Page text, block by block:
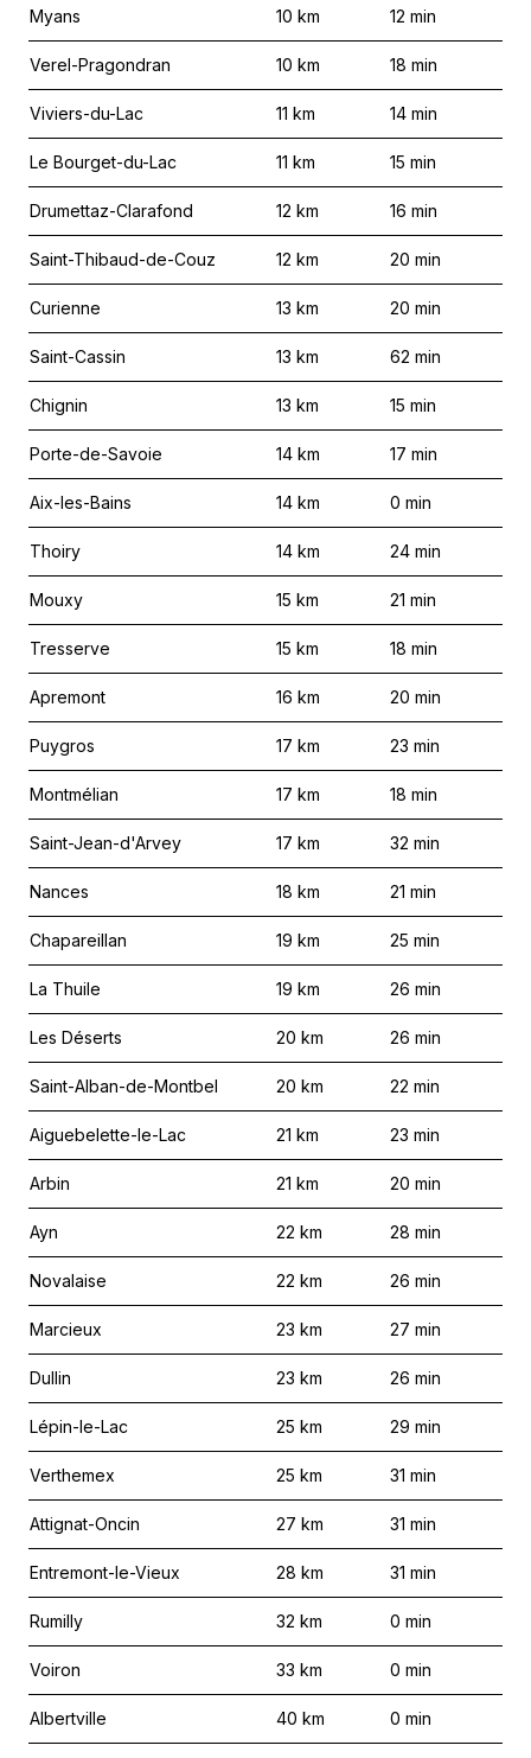
Myans 10 km 12 min
Verel-Pragondran 10 km 18 min
Viviers-du-Lac 11 km 14 min
Le Bourget-du-Lac 11 km 15 min
Drumettaz-Clarafond 12 km 16 min
Saint-Thibaud-de-Couz 12 km 20 min
Curienne 13 km 20 min
Saint-Cassin 13 km 62 min
Chignin 13 km 15 min
Porte-de-Savoie 14 km 17 min
Aix-les-Bains 14 km 0 min
Thoiry 14 km 24 min
Mouxy 15 km 21 min
Tresserve 15 km 18 min
Apremont 16 km 20 min
Puygros 17 km 23 min
Montmélian 17 km 18 min
Saint-Jean-d'Arvey 17 km 32 min
Nances 18 km 21 min
Chapareillan 19 km 25 min
La Thuile 19 km 26 min
Les Déserts 20 km 26 min
Saint-Alban-de-Montbel 20 km 22 min
Aiguebelette-le-Lac 21 km 23 min
Arbin 21 km 20 min
Ayn 22 km 28 min
Novalaise 22 km 26 min
Marcieux 23 km 27 min
Dullin 23 km 26 min
Lépin-le-Lac 25 km 29 min
Verthemex 25 km 31 min
Attignat-Oncin 27 km 31 min
Entremont-le-Vieux 28 km 31 min
Rumilly 32 km 0 min
Voiron 33 km 0 min
Albertville 40 km 0 min